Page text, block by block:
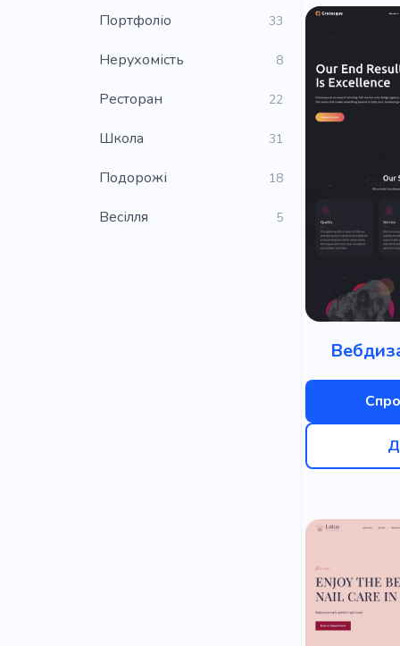
Портфоліо 33
Нерухомість 8
Ресторан 22
Школа 31
Подорожі 18
Весілля 5
Любов
Фітнес
Цифрові
Модель
Інфлюенсер
Експертиза
Кодування
Квартира
Мило